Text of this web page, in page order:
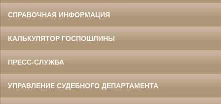
СПРАВОЧНАЯ ИНФОРМАЦИЯ
КАЛЬКУЛЯТОР ГОСПОШЛИНЫ
ПРЕСС-СЛУЖБА
УПРАВЛЕНИЕ СУДЕБНОГО ДЕПАРТАМЕНТА